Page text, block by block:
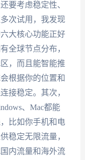
要考虑稳定性、
次试用，我发现
大核心功能正好
全球节点分布，
，而且能智能推
根据你的位置和
接稳定。其次，
、Mac都能
比如你手机和电
稳定无限流量，
内流量和海外流